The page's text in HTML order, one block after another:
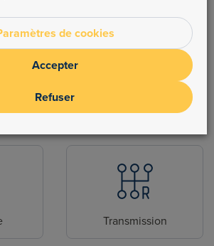
Transmission
de cookies
Accepter
Refuser